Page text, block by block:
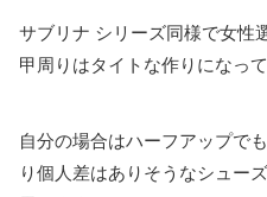
サブリナ シリーズ同様で女性
甲周りはタイトな作りになって
自分の場合はハーフアップで
り個人差はありそうなシュー